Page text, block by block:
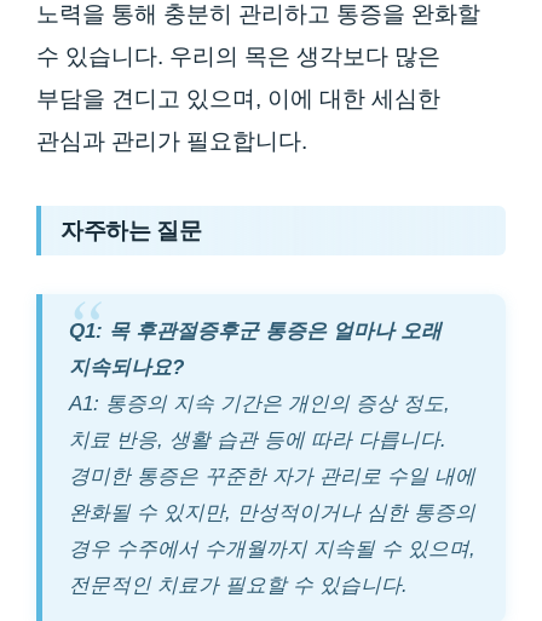
노력을 통해 충분히 관리하고 통증을 완화할
수 있습니다. 우리의 목은 생각보다 많은
부담을 견디고 있으며, 이에 대한 세심한
관심과 관리가 필요합니다.
자주하는 질문
Q1: 목 후관절증후군 통증은 얼마나 오래
지속되나요?
A1: 통증의 지속 기간은 개인의 증상 정도,
치료 반응, 생활 습관 등에 따라 다릅니다.
경미한 통증은 꾸준한 자가 관리로 수일 내에
완화될 수 있지만, 만성적이거나 심한 통증의
경우 수주에서 수개월까지 지속될 수 있으며,
전문적인 치료가 필요할 수 있습니다.